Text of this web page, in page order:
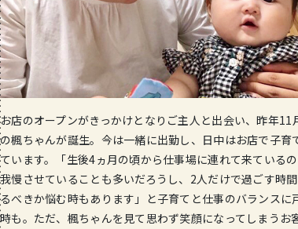
お店のオープンがきっかけとなりご主人と出会い、昨年11
の楓ちゃんが誕生。今は一緒に出勤し、日中はお店で子育
ています。「生後4ヵ月の頃から仕事場に連れて来ているの
我慢させていることも多いだろうし、2人だけで過ごす時
るべきか悩む時もあります」と子育てと仕事のバランスに
時も。ただ、楓ちゃんを見て思わず笑顔になってしまうお